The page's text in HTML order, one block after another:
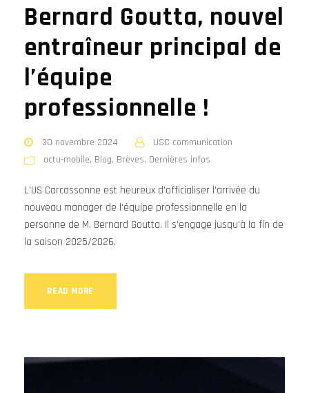
Bernard Goutta, nouvel
entraîneur principal de
l’équipe
professionnelle !
30 novembre 2024
USC communication
actu-mobile, Blog, Brèves, Dernières infos
L'US Carcassonne est heureux d'officialiser l'arrivée du
nouveau manager de l'équipe professionnelle en la
personne de M. Bernard Goutta. Il s'engage jusqu'à la fin de
la saison 2025/2026.
READ MORE